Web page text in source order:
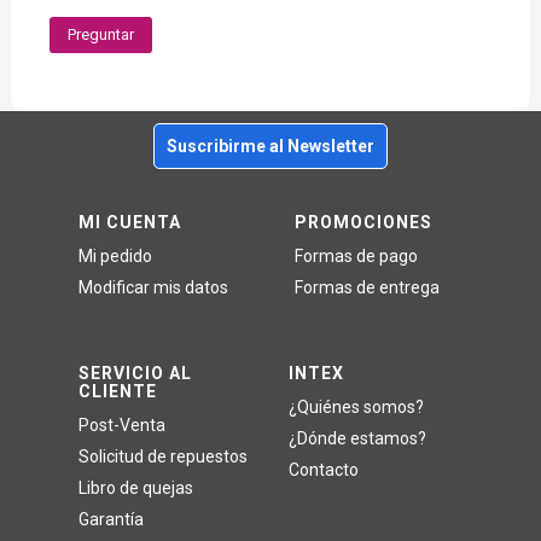
Preguntar
Suscribirme al Newsletter
MI CUENTA
Mi pedido
Modificar mis datos
SERVICIO AL
CLIENTE
Post-Venta
Solicitud de repuestos
Libro de quejas
Garantía
PROMOCIONES
Formas de pago
Formas de entrega
INTEX
¿Quiénes somos?
¿Dónde estamos?
Contacto